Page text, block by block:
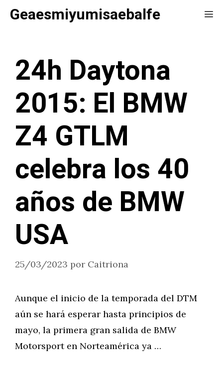
SaltarGeaesmiyumisaebalfe
24h Daytona
2015: El BMW
Z4 GTLM
celebra los 40
años de BMW
USA
25/03/2023 por Caitriona
Aunque el inicio de la temporada del DTM
aún se hará esperar hasta principios de
mayo, la primera gran salida de BMW
Motorsport en Norteamérica ya …